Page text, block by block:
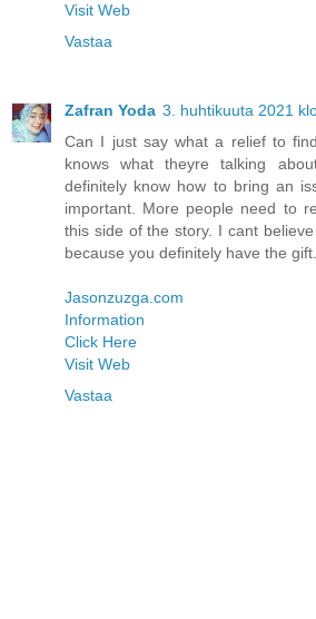
Visit Web
Vastaa
Zafran Yoda 3. huhtikuuta 2021
Can I just say what a relief to
knows what theyre talking
definitely know how to bring an
important. More people need to
this side of the story. I cant
because you definitely have the gift.
Jasonzuzga.com
Information
Click Here
Visit Web
Vastaa